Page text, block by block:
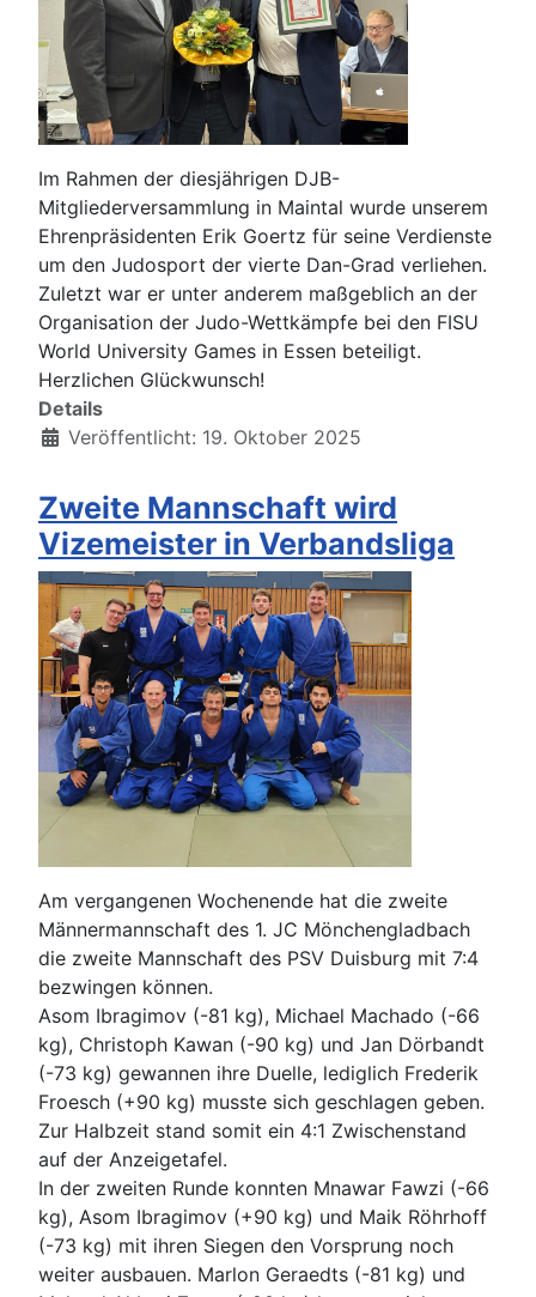
Im Rahmen der diesjährigen DJB-
Mitgliederversammlung in Maintal wurde unserem
Ehrenpräsidenten Erik Goertz für seine Verdienste
um den Judosport der vierte Dan-Grad verliehen.
Zuletzt war er unter anderem maßgeblich an der
Organisation der Judo-Wettkämpfe bei den FISU
World University Games in Essen beteiligt.
Herzlichen Glückwunsch!
Details
Veröffentlicht: 19. Oktober 2025
Zweite Mannschaft wird
Vizemeister in Verbandsliga
Am vergangenen Wochenende hat die zweite
Männermannschaft des 1. JC Mönchengladbach
die zweite Mannschaft des PSV Duisburg mit 7:4
bezwingen können.
Asom Ibragimov (-81 kg), Michael Machado (-66
kg), Christoph Kawan (-90 kg) und Jan Dörbandt
(-73 kg) gewannen ihre Duelle, lediglich Frederik
Froesch (+90 kg) musste sich geschlagen geben.
Zur Halbzeit stand somit ein 4:1 Zwischenstand
auf der Anzeigetafel.
In der zweiten Runde konnten Mnawar Fawzi (-66
kg), Asom Ibragimov (+90 kg) und Maik Röhrhoff
(-73 kg) mit ihren Siegen den Vorsprung noch
weiter ausbauen. Marlon Geraedts (-81 kg) und